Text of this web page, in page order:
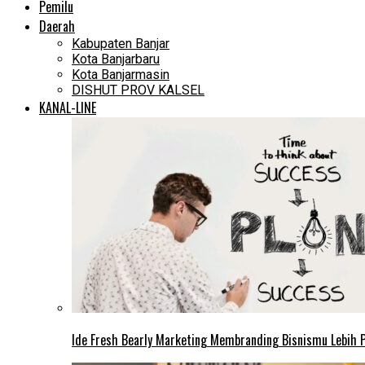
Pemilu
Daerah
Kabupaten Banjar
Kota Banjarbaru
Kota Banjarmasin
DISHUT PROV KALSEL
KANAL-LINE
Ide Fresh Bearly Marketing Membranding Bisnismu Lebih